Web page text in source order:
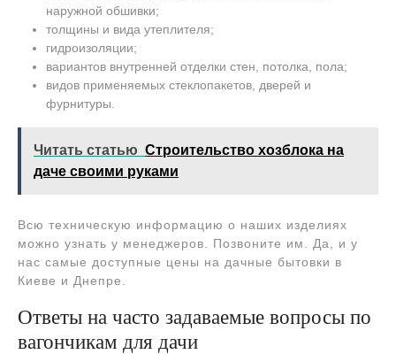
наружной обшивки;
толщины и вида утеплителя;
гидроизоляции;
вариантов внутренней отделки стен, потолка, пола;
видов применяемых стеклопакетов, дверей и
фурнитуры.
Читать статью Строительство хозблока на
даче своими руками
Всю техническую информацию о наших изделиях
можно узнать у менеджеров. Позвоните им. Да, и у
нас самые доступные цены на дачные бытовки в
Киеве и Днепре.
Ответы на часто задаваемые вопросы по
вагончикам для дачи